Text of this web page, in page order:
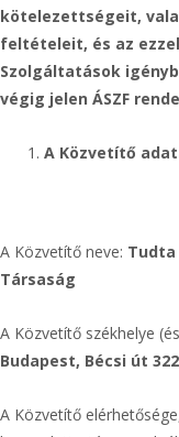
kötelezettségeit,
feltételeit, és az
Szolgáltatások
végig jelen ÁSZF
A Közvetítő
A Közvetítő neve: Tudta
Társaság
A Közvetítő székhelye
Budapest, Bécsi út
A Közvetítő